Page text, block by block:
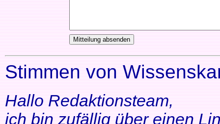
Stimmen von
Hallo Redaktionsteam,
ich bin zufällig über einen